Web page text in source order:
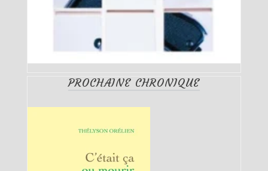
PROCHAINE CHRONIQUE